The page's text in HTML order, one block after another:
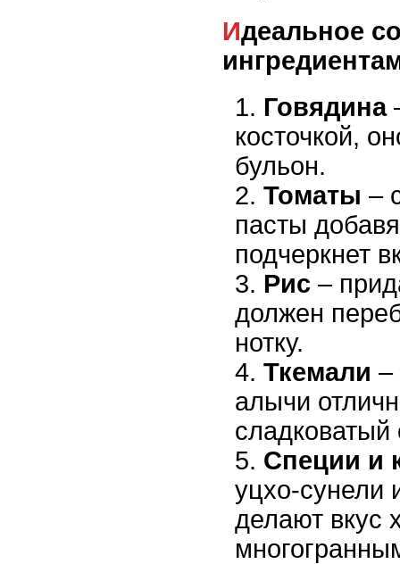
Идеальное сочетание с другими
Говядина
косточкой,
бульон.
Томаты –
пасты
подчеркнет
Рис –
должен
нотку.
Ткемали –
алычи
сладковатый
Специи и
уцхо-сунели
делают вкус